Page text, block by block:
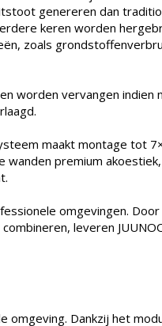
genereren dan
keren worden
zoals
worden vervangen
maakt montage tot
premium
omgevingen. Door
leveren
Dankzij het